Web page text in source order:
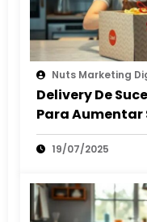
Nuts Marketing
Delivery De
Para Aumentar
Lucro
19/07/2025